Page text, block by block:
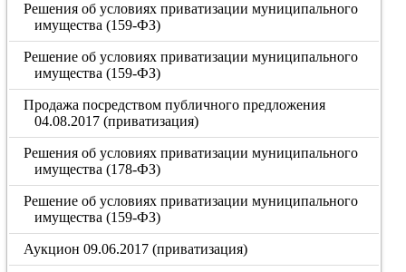
Решения об условиях приватизации муниципального
имущества (159-ФЗ)
Решение об условиях приватизации муниципального
имущества (159-ФЗ)
Продажа посредством публичного предложения
04.08.2017 (приватизация)
Решения об условиях приватизации муниципального
имущества (178-ФЗ)
Решение об условиях приватизации муниципального
имущества (159-ФЗ)
Аукцион 09.06.2017 (приватизация)